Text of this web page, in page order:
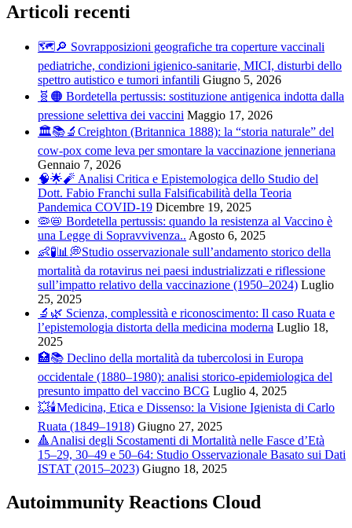
Articoli recenti
🗺️🔎 Sovrapposizioni geografiche tra coperture vaccinali
pediatriche, condizioni igienico-sanitarie, MICI, disturbi dello
spettro autistico e tumori infantili Giugno 5, 2026
🧬🟠 Bordetella pertussis: sostituzione antigenica indotta dalla
pressione selettiva dei vaccini Maggio 17, 2026
🏛️📚🔬Creighton (Britannica 1888): la “storia naturale” del
cow-pox come leva per smontare la vaccinazione jenneriana
Gennaio 7, 2026
🧠🌟🧨 Analisi Critica e Epistemologica dello Studio del
Dott. Fabio Franchi sulla Falsificabilità della Teoria
Pandemica COVID-19 Dicembre 19, 2025
🦠📛 Bordetella pertussis: quando la resistenza al Vaccino è
una Legge di Sopravvivenza.. Agosto 6, 2025
👶🧪📊💭Studio osservazionale sull’andamento storico della
mortalità da rotavirus nei paesi industrializzati e riflessione
sull’impatto relativo della vaccinazione (1950–2024) Luglio
25, 2025
🔬🌿 Scienza, complessità e riconoscimento: Il caso Ruata e
l’epistemologia distorta della medicina moderna Luglio 18,
2025
🏥📚 Declino della mortalità da tubercolosi in Europa
occidentale (1880–1980): analisi storico-epidemiologica del
presunto impatto del vaccino BCG Luglio 4, 2025
💥🕯️Medicina, Etica e Dissenso: la Visione Igienista di Carlo
Ruata (1849–1918) Giugno 27, 2025
🔺Analisi degli Scostamenti di Mortalità nelle Fasce d’Età
15–29, 30–49 e 50–64: Studio Osservazionale Basato sui Dati
ISTAT (2015–2023) Giugno 18, 2025
Autoimmunity Reactions Cloud